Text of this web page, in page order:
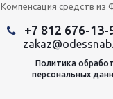
Компенсация средств из
+7 812 676-13-
Политика
персональных